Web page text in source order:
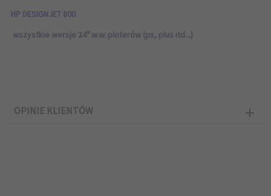
HP DESIGNJET 800
wszystkie wersje 24" w.w. ploterów (ps, plus itd...)
OPINIE KLIENTÓW